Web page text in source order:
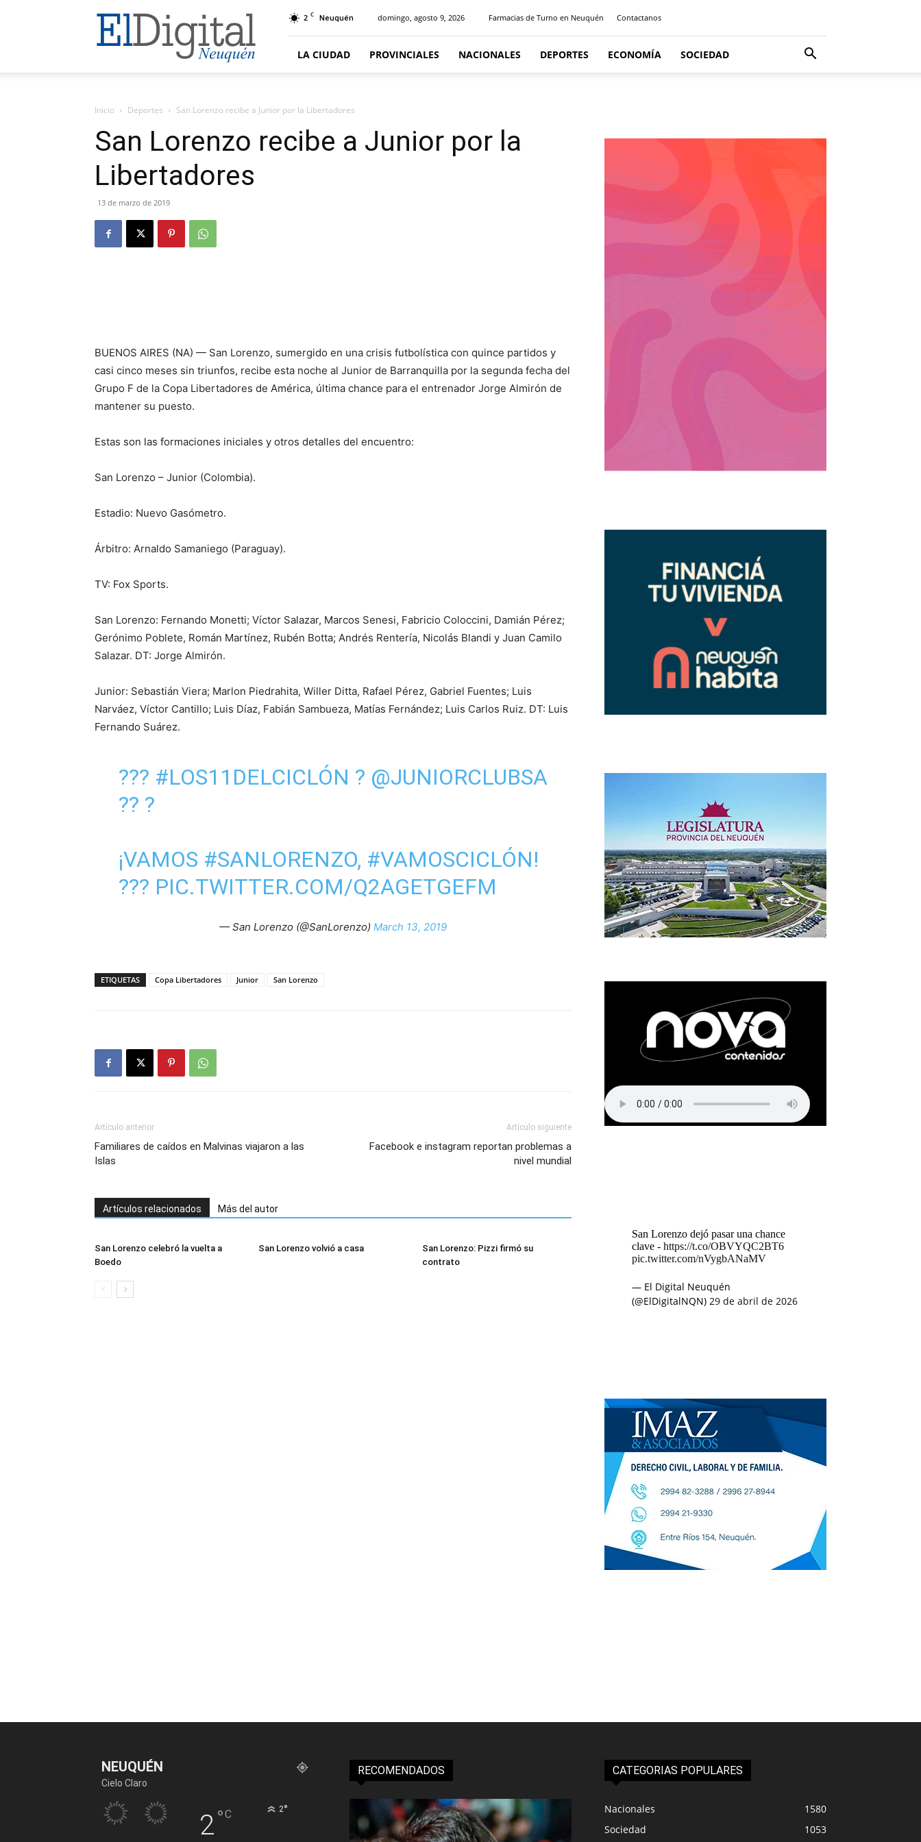
El
Digital
Neuquen
2 C Neuquén domingo, agosto 9, 2026 Farmacias de Turno en Neuquén Contactanos
LA CIUDAD PROVINCIALES NACIONALES DEPORTES ECONOMÍA SOCIEDAD
Inicio Deportes San Lorenzo recibe a Junior por la Libertadores
San Lorenzo recibe a Junior por la
Libertadores
13 de marzo de 2019
BUENOS AIRES (NA) — San Lorenzo, sumergido en una crisis futbolística con quince partidos y
casi cinco meses sin triunfos, recibe esta noche al Junior de Barranquilla por la segunda fecha del
Grupo F de la Copa Libertadores de América, última chance para el entrenador Jorge Almirón de
mantener su puesto.
Estas son las formaciones iniciales y otros detalles del encuentro:
San Lorenzo – Junior (Colombia).
Estadio: Nuevo Gasómetro.
Árbitro: Arnaldo Samaniego (Paraguay).
TV: Fox Sports.
San Lorenzo: Fernando Monetti; Víctor Salazar, Marcos Senesi, Fabricio Coloccini, Damián Pérez;
Gerónimo Poblete, Román Martínez, Rubén Botta; Andrés Rentería, Nicolás Blandi y Juan Camilo
Salazar. DT: Jorge Almirón.
Junior: Sebastián Viera; Marlon Piedrahita, Willer Ditta, Rafael Pérez, Gabriel Fuentes; Luis
Narváez, Víctor Cantillo; Luis Díaz, Fabián Sambueza, Matías Fernández; Luis Carlos Ruiz. DT: Luis
Fernando Suárez.
??? #LOS11DELCICLÓN ? @JUNIORCLUBSA
?? ?
¡VAMOS #SANLORENZO, #VAMOSCICLÓN!
??? PIC.TWITTER.COM/Q2AGETGEFM
— San Lorenzo (@SanLorenzo) March 13, 2019
ETIQUETAS Copa Libertadores Junior San Lorenzo
Artículo anterior
Familiares de caídos en Malvinas viajaron a las
Islas
Artículo siguiente
Facebook e instagram reportan problemas a
nivel mundial
Artículos relacionados Más del autor
San Lorenzo celebró la vuelta a
Boedo
San Lorenzo volvió a casa
San Lorenzo: Pizzi firmó su
contrato
San Lorenzo dejó pasar una chance
clave - https://t.co/OBVYQC2BT6
pic.twitter.com/nVygbANaMV
— El Digital Neuquén
(@ElDigitalNQN) 29 de abril de 2026
NEUQUÉN
Cielo Claro
2°C 2°
RECOMENDADOS CATEGORIAS POPULARES
Nacionales
1580
Sociedad
1053